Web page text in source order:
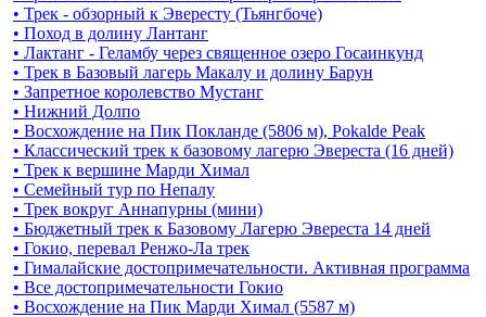
• Трек - обзорный к Эвересту (Тьянгбоче)
• Поход в долину Лантанг
• Лактанг - Геламбу через священное озеро Госаинкунд
• Трек в Базовый лагерь Макалу и долину Барун
• Запретное королевство Мустанг
• Нижний Долпо
• Восхождение на Пик Покланде (5806 м), Pokalde Peak
• Классический трек к базовому лагерю Эвереста (16 дней)
• Трек к вершине Марди Химал
• Семейный тур по Непалу
• Трек вокруг Аннапурны (мини)
• Бюджетный трек к Базовому Лагерю Эвереста 14 дней
• Гокио, перевал Ренжо-Ла трек
• Гималайские достопримечательности. Активная программа
• Все достопримечательности Гокио
• Восхождение на Пик Марди Химал (5587 м)